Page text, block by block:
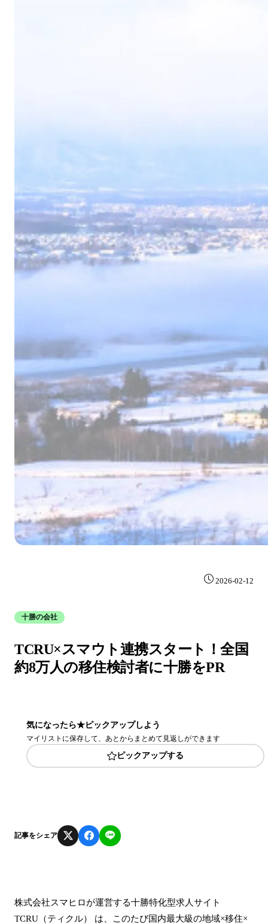
2026-02-12
十勝の会社
TCRU×スマウト連携スタート！全国
約8万人の移住検討者に十勝をPR
気になったら★ピックアップしよう
マイリストに保存して、あとからまとめて見返しができます
ピックアップする
記事をシェア
株式会社スマヒロが運営する十勝特化型求人サイト
TCRU（ティクル） は、このたび国内最大級の地域×移住×